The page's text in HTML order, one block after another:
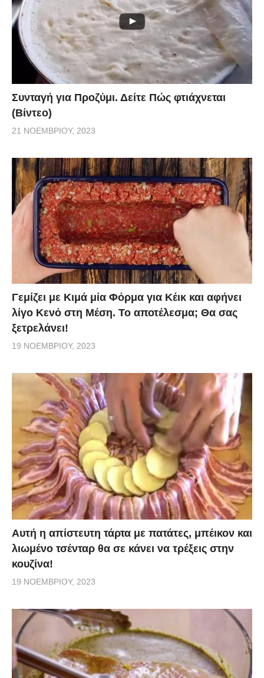
Συνταγή για Προζύμι. Δείτε Πώς φτιάχνεται
(Βίντεο)
21 ΝΟΕΜΒΡΊΟΥ, 2023
Γεμίζει με Κιμά μία Φόρμα για Κέικ και αφήνει
λίγο Κενό στη Μέση. Το αποτέλεσμα; Θα σας
ξετρελάνει!
19 ΝΟΕΜΒΡΊΟΥ, 2023
Αυτή η απίστευτη τάρτα με πατάτες, μπέικον και
λιωμένο τσένταρ θα σε κάνει να τρέξεις στην
κουζίνα!
19 ΝΟΕΜΒΡΊΟΥ, 2023